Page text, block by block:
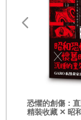
太太，終於九
果像現在的繪
是因為當時牠
扎，所以無意
家五歲的女兒
給她聽時，她
恐懼的創傷：
精裝收藏 ✕ 昭